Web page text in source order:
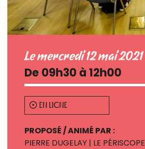
Le mercredi 12 mai 2021
De 09h30 à 12h00
EN LIGNE
PROPOSÉ / ANIMÉ PAR :
PIERRE DUGELAY | LE PÉRISCOPE